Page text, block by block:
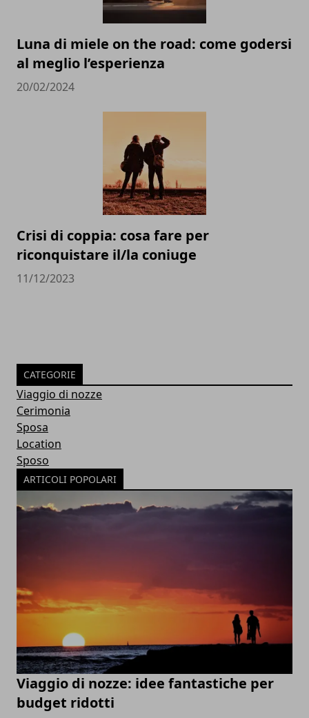
Luna di miele on the road: come godersi
al meglio l’esperienza
20/02/2024
Crisi di coppia: cosa fare per
riconquistare il/la coniuge
11/12/2023
CATEGORIE
Viaggio di nozze
Cerimonia
Sposa
Location
Sposo
ARTICOLI POPOLARI
Viaggio di nozze: idee fantastiche per
budget ridotti